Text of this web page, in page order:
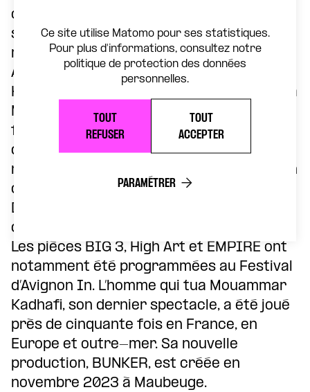
contemporain et une recherche formelle
sur la représentation théâtrale et/ou
médiatisée.
Associé de 2012 à 2015 au
Kunstencentrum Vooruit de Gand, puis à la
Maison de la Culture d’Amiens, Superamas
fait partie depuis 2021 du Campement
d’artistes du Manège Maubeuge – Scène
nationale. Superamas bénéficie du soutien
de la région Hauts-de-France, de la
DRAC, du département de la Somme et
d’Amiens Métropole.
Les pièces BIG 3, High Art et EMPIRE ont
notamment été programmées au Festival
d’Avignon In. L’homme qui tua Mouammar
Kadhafi, son dernier spectacle, a été joué
près de cinquante fois en France, en
Europe et outre-mer. Sa nouvelle
production, BUNKER, est créée en
novembre 2023 à Maubeuge.
Ce site utilise Matomo pour ses statistiques.
Pour plus d'informations, consultez notre
politique de protection des données
personnelles.
TOUT
REFUSER
TOUT
ACCEPTER
PARAMÉTRER